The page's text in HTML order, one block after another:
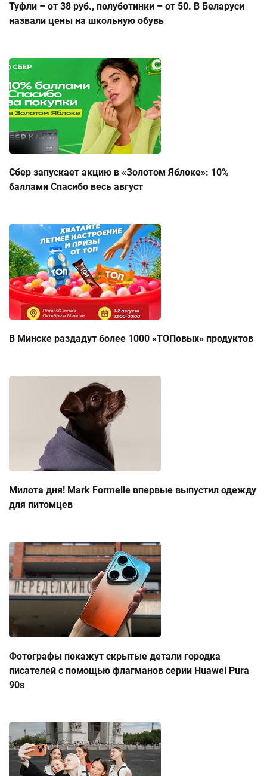
Туфли – от 38 руб., полуботинки – от 50. В Беларуси
назвали цены на школьную обувь
Сбер запускает акцию в «Золотом Яблоке»: 10%
баллами Спасибо весь август
В Минске раздадут более 1000 «ТОПовых» продуктов
Милота дня! Mark Formelle впервые выпустил одежду
для питомцев
Фотографы покажут скрытые детали городка
писателей с помощью флагманов серии Huawei Pura
90s